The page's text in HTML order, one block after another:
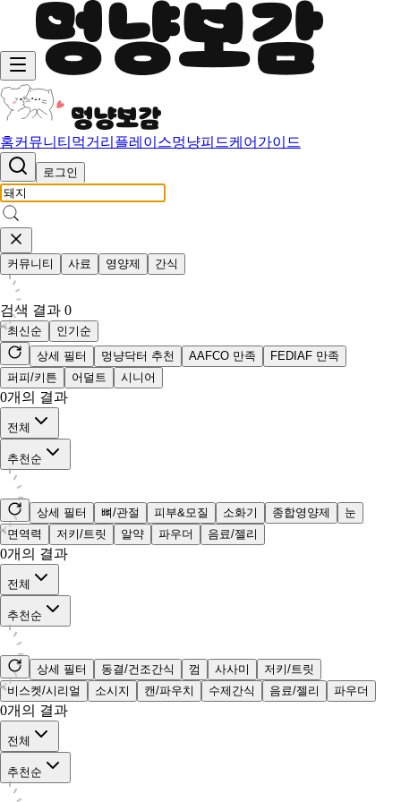
홈커뮤니티 먹거리 플레이스멍냥피드케어가이드
로그인
커뮤니티 사료 영양제 간식
검색 결과 0
최신순
인기순
상세 필터
멍냥닥터 추천 AAFCO 만족
FEDIAF 만족
퍼피/키튼
어덜트 시니어
0개의 결과
전체
추천순
상세 필터 뼈/관절 피부&모질 소화기 종합영양제
눈
면역력
저키/트릿 알약 파우더 음료/젤리
0개의 결과
전체
추천순
상세 필터 동결/건조간식 껌 사사미
저키/트릿
비스켓/시리얼
소시지 캔/파우치 수제간식 음료/젤리 파우더
0개의 결과
전체
추천순